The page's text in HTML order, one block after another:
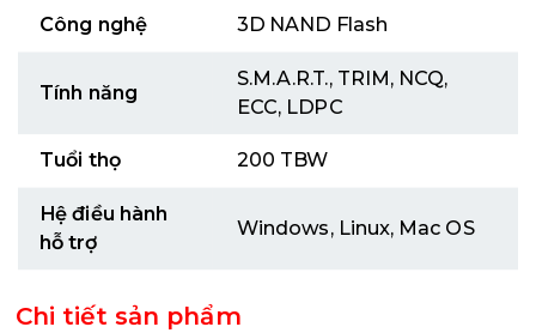
Công nghệ 3D NAND Flash
Tính năng
S.M.A.R.T., TRIM, NCQ,
ECC, LDPC
Tuổi thọ 200 TBW
Hệ điều hành
hỗ trợ
Windows, Linux, Mac OS
Chi tiết sản phẩm